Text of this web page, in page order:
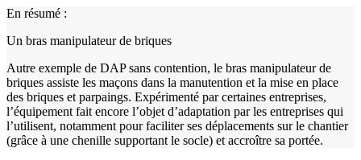
En résumé :
Un bras manipulateur de briques
Autre exemple de DAP sans contention, le bras manipulateur de
briques assiste les maçons dans la manutention et la mise en place
des briques et parpaings. Expérimenté par certaines entreprises,
l’équipement fait encore l’objet d’adaptation par les entreprises qui
l’utilisent, notamment pour faciliter ses déplacements sur le chantier
(grâce à une chenille supportant le socle) et accroître sa portée.